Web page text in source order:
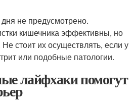
не предусмотрено.
кишечника эффективны, но
стоит их осуществлять, если у
или подобные патологии.
лайфхаки помогут